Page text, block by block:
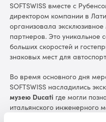
SOFTSWISS вместе с
директором компании в
организовала
партнеров. Это уникальное
больших скоростей и
знаковых мест для
Во время основного дня
SOFTSWISS насладились
музею Ducati где могли
итальянского инженерного